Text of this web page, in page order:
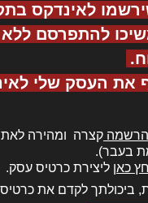
לאינדקס
להתפרסם
את העסק שלי
הרשמה קצרה ומהירה
בעבר).
כאן ליצירת כרטיס עסק.
ביכולתך לקדם את